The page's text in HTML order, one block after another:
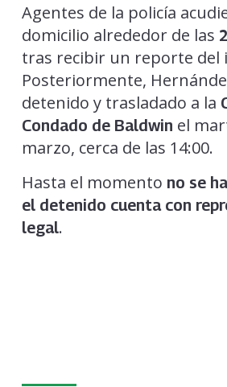
Agentes de la policía
domicilio alrededor de las
tras recibir un reporte del
Posteriormente,
detenido y trasladado a la
Condado de Baldwin el
marzo, cerca de las 14:00.
Hasta el momento no se
el detenido cuenta con
legal.